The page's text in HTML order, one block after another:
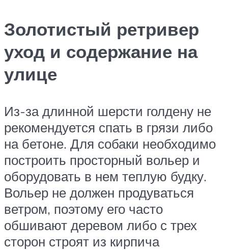
Золотистый ретривер
уход и содержание на
улице
Из-за длинной шерсти голдену не
рекомендуется спать в грязи либо
на бетоне. Для собаки необходимо
построить просторный вольер и
оборудовать в нем теплую будку.
Вольер не должен продуваться
ветром, поэтому его часто
обшивают деревом либо с трех
сторон строят из кирпича